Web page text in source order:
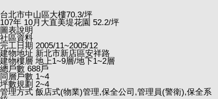
台北市中山區大樓70.3/坪
107年 10月大直美堤花園 52.2/坪
圖表說明
社區資料
完工日期 2005/11~2005/12
建物地址 新北市新店區安祥路
建物樓層 地上1~9層/地下1~2層
總戶數 688戶
同層戶數 1~4
坪數規劃 2~4
管理方式 飯店式(物業)管理,保全公司,管理員(警衛),保全系